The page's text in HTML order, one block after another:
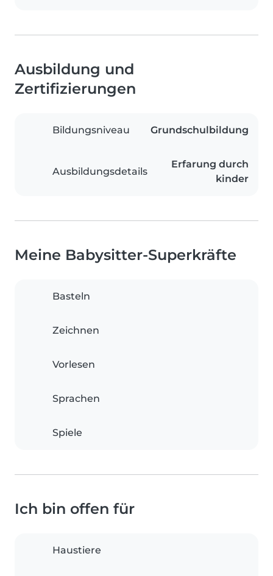
Ausbildung und
Zertifizierungen
Bildungsniveau Grundschulbildung
Ausbildungsdetails
Erfarung durch
kinder
Meine Babysitter-Superkräfte
Basteln
Zeichnen
Vorlesen
Sprachen
Spiele
Ich bin offen für
Haustiere